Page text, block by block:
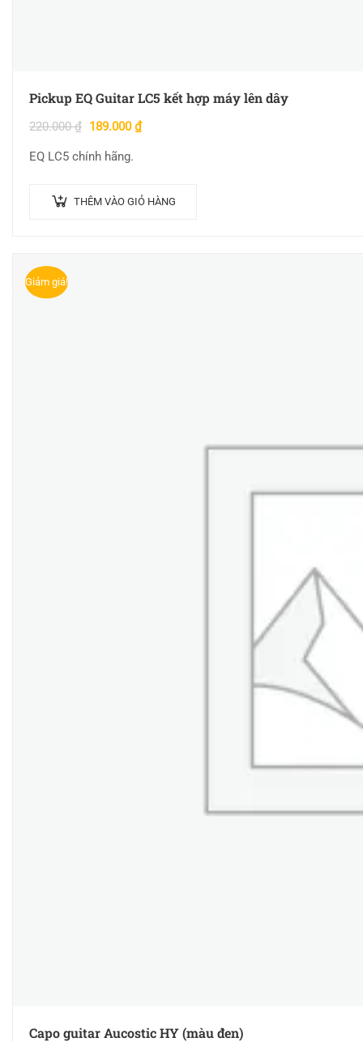
Pickup EQ Guitar LC5 kết hợp máy lên dây
220.000₫ 189.000₫
EQ LC5 chính hãng.
THÊM VÀO GIỎ HÀNG
Giảm giá!
Capo guitar Aucostic HY (màu đen)